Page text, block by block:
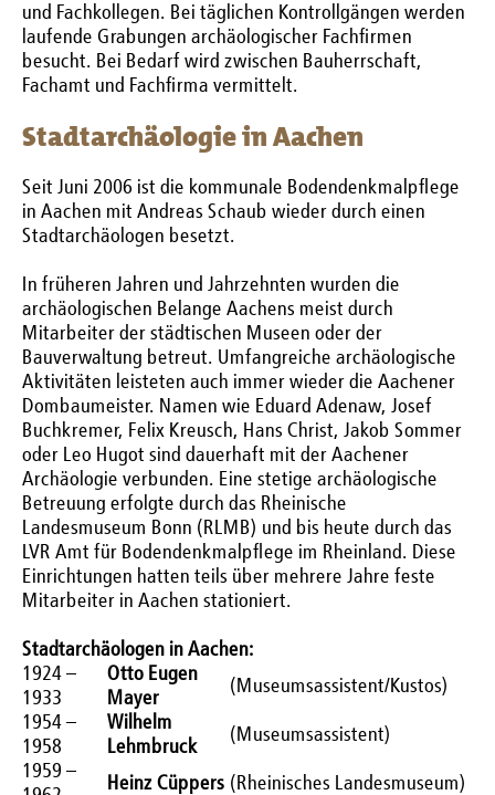
und Fachkollegen. Bei täglichen Kontrollgängen werden
laufende Grabungen archäologischer Fachfirmen
besucht. Bei Bedarf wird zwischen Bauherrschaft,
Fachamt und Fachfirma vermittelt.
Stadtarchäologie in Aachen
Seit Juni 2006 ist die kommunale Bodendenkmalpflege
in Aachen mit Andreas Schaub wieder durch einen
Stadtarchäologen besetzt.
In früheren Jahren und Jahrzehnten wurden die
archäologischen Belange Aachens meist durch
Mitarbeiter der städtischen Museen oder der
Bauverwaltung betreut. Umfangreiche archäologische
Aktivitäten leisteten auch immer wieder die Aachener
Dombaumeister. Namen wie Eduard Adenaw, Josef
Buchkremer, Felix Kreusch, Hans Christ, Jakob Sommer
oder Leo Hugot sind dauerhaft mit der Aachener
Archäologie verbunden. Eine stetige archäologische
Betreuung erfolgte durch das Rheinische
Landesmuseum Bonn (RLMB) und bis heute durch das
LVR Amt für Bodendenkmalpflege im Rheinland. Diese
Einrichtungen hatten teils über mehrere Jahre feste
Mitarbeiter in Aachen stationiert.
Stadtarchäologen in Aachen:
1924 –
1933
Otto Eugen
Mayer
(Museumsassistent/Kustos)
1954 –
1958
Wilhelm
Lehmbruck
(Museumsassistent)
1959 –
Heinz Cüppers (Rheinisches Landesmuseum)